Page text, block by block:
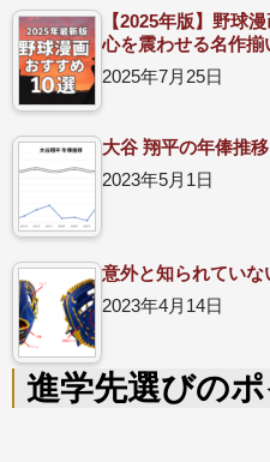
【2025年版】野球
心を震わせる名作揃
2025年7月25日
大谷 翔平の年俸推
2023年5月1日
意外と知られてい
2023年4月14日
進学先選びの